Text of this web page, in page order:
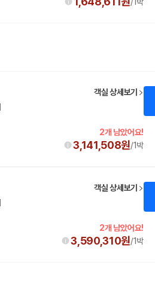
객실 상세보기
2개 남았어요!
3,141,508원/1박
객실 상세보기
2개 남았어요!
3,590,310원/1박